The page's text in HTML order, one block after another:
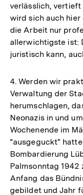
verlässlich, vertieft
wird sich auch
die Arbeit nur
allerwichtigste ist:
juristisch kann,
4. Werden wir
Verwaltung der
herumschlagen,
Neonazis in und
Wochenende im
"ausgeguckt"
Bombardierung
Palmsonntag 1942
Anfang das
gebildet und Jahr